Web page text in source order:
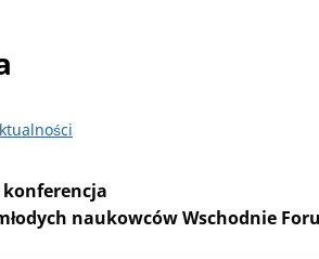
naukowców Wschodnie